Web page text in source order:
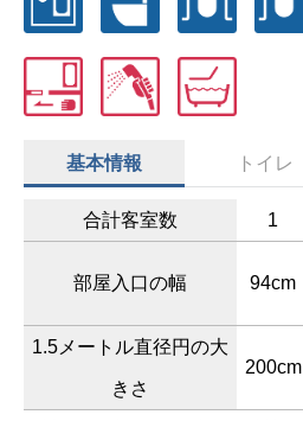
基本情報 トイレ
合計客室数 1
部屋入口の幅 94cm
1.5メートル直径円の大
きさ
200cm